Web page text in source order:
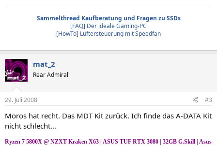
Sammelthread Kaufberatung und Fragen zu SSDs
[FAQ] Der ideale Gaming-PC
[HowTo] Lüftersteuerung mit Speedfan
mat_2
Rear Admiral
29. Juli 2008 #3
Moros hat recht. Das MDT Kit zurück. Ich finde das A-DATA Kit
nicht schlecht...
Ryzen 7 5800X @ NZXT Kraken X63 | ASUS TUF RTX 3080 | 32GB G.Skill | Asus